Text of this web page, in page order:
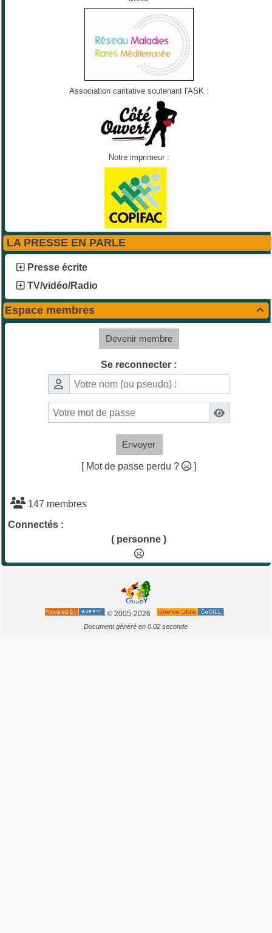
Association caritative soutenant l'ASK :
Notre imprimeur :
LA PRESSE EN PARLE
Presse écrite
TV/vidéo/Radio

Espace membres
Devenir membre
Se reconnecter :
Envoyer
[ Mot de passe perdu ? ]
147 membres
Connectés :
( personne )
© 2005-2026
Document généré en 0.02 seconde